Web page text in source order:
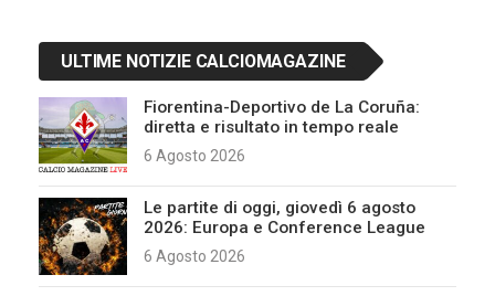
ULTIME NOTIZIE CALCIOMAGAZINE
Fiorentina-Deportivo de La Coruña:
diretta e risultato in tempo reale
6 Agosto 2026
Le partite di oggi, giovedì 6 agosto
2026: Europa e Conference League
6 Agosto 2026